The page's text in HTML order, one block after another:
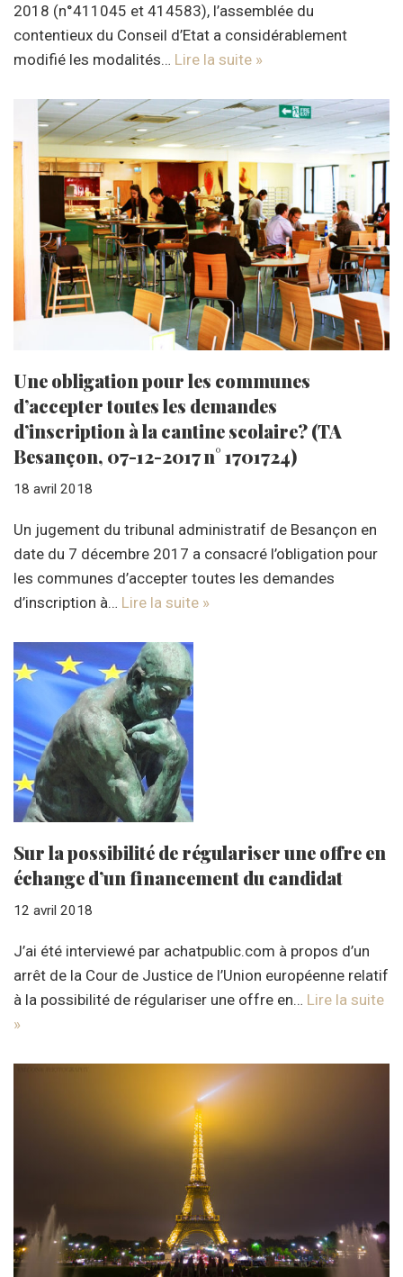
2018 (n°411045 et 414583), l’assemblée du
contentieux du Conseil d’Etat a considérablement
modifié les modalités… Lire la suite »
Une obligation pour les communes
d’accepter toutes les demandes
d’inscription à la cantine scolaire? (TA
Besançon, 07-12-2017 n° 1701724)
18 avril 2018
Un jugement du tribunal administratif de Besançon en
date du 7 décembre 2017 a consacré l’obligation pour
les communes d’accepter toutes les demandes
d’inscription à… Lire la suite »
Sur la possibilité de régulariser une offre en
échange d’un financement du candidat
12 avril 2018
J’ai été interviewé par achatpublic.com à propos d’un
arrêt de la Cour de Justice de l’Union européenne relatif
à la possibilité de régulariser une offre en… Lire la suite
»